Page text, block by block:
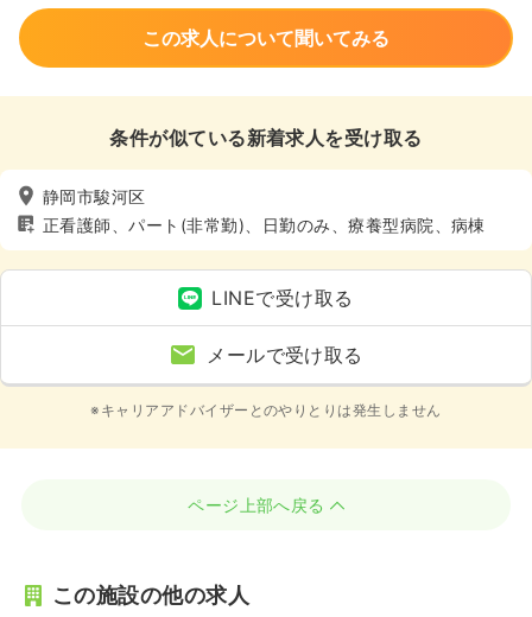
この求人について聞いてみる
条件が似ている新着求人を受け取る
静岡市駿河区
正看護師、パート(非常勤)、日勤のみ、療養型病院、病棟
LINEで受け取る
メールで受け取る
※キャリアアドバイザーとのやりとりは発生しません
ページ上部へ戻る
この施設の他の求人